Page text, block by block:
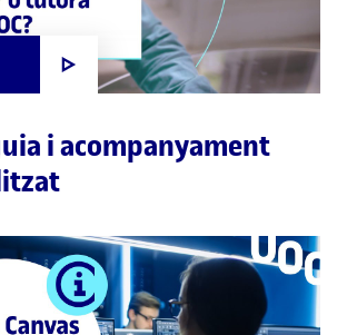
i acompanyament